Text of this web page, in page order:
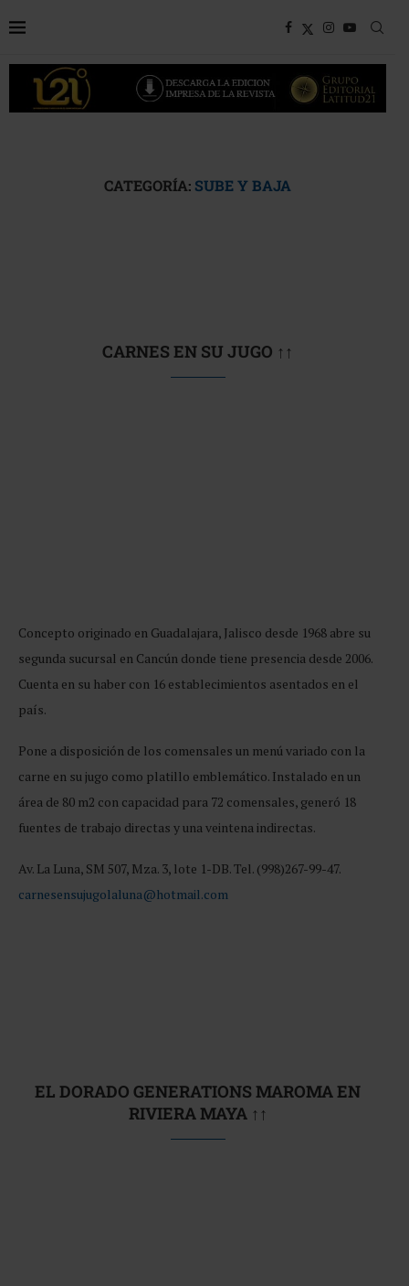
CATEGORÍA: SUBE Y BAJA
CARNES EN SU JUGO ↑↑
Concepto originado en Guadalajara, Jalisco desde 1968 abre su
segunda sucursal en Cancún donde tiene presencia desde 2006.
Cuenta en su haber con 16 establecimientos asentados en el
país.
Pone a disposición de los comensales un menú variado con la
carne en su jugo como platillo emblemático. Instalado en un
área de 80 m2 con capacidad para 72 comensales, generó 18
fuentes de trabajo directas y una veintena indirectas.
Av. La Luna, SM 507, Mza. 3, lote 1-DB. Tel. (998)267-99-47.
carnesensujugolaluna@hotmail.com
EL DORADO GENERATIONS MAROMA EN
RIVIERA MAYA ↑↑